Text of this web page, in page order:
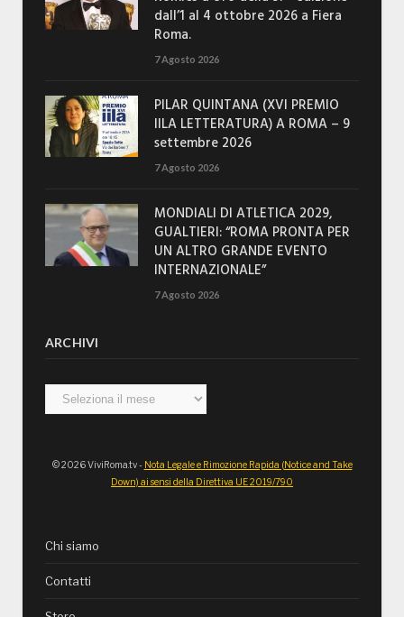
dall’1 al 4 ottobre 2026 a Fiera
Roma.
7 Agosto 2026
PILAR QUINTANA (XVI PREMIO
IILA LETTERATURA) A ROMA – 9
settembre 2026
7 Agosto 2026
MONDIALI DI ATLETICA 2029,
GUALTIERI: “ROMA PRONTA PER
UN ALTRO GRANDE EVENTO
INTERNAZIONALE”
7 Agosto 2026
ARCHIVI
Archivi
© 2026 ViviRoma.tv - Nota Legale e Rimozione Rapida (Notice and Take
Down) ai sensi della Direttiva UE 2019/790
Chi siamo
Contatti